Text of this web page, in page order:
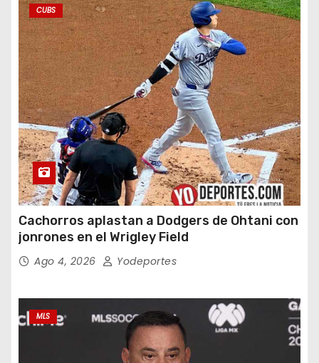
CUBS
Cachorros aplastan a Dodgers de Ohtani con
jonrones en el Wrigley Field
Ago 4, 2026 Yodeportes
MLS